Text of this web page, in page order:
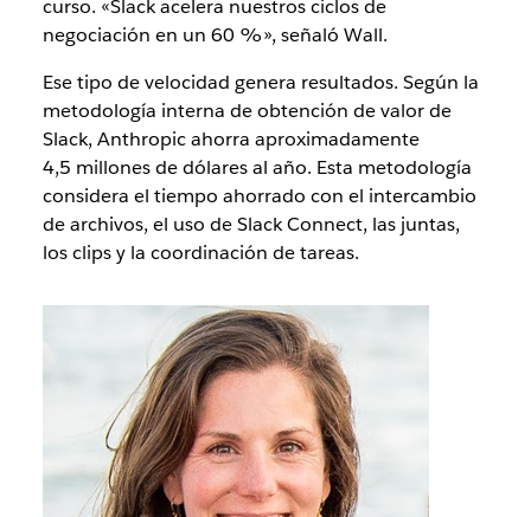
curso. «Slack acelera nuestros ciclos de
negociación en un 60 %», señaló Wall.
Ese tipo de velocidad genera resultados. Según la
metodología interna de obtención de valor de
Slack, Anthropic ahorra aproximadamente
4,5 millones de dólares al año. Esta metodología
considera el tiempo ahorrado con el intercambio
de archivos, el uso de Slack Connect, las juntas,
los clips y la coordinación de tareas.